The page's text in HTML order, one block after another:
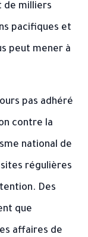
de milliers
pacifiques et
peut mener à
pas adhéré
contre la
national de
régulières
Des
que
affaires de